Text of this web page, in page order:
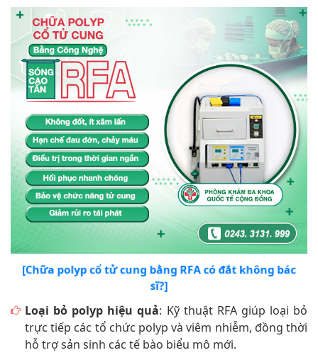
[Chữa polyp cổ tử cung bằng RFA có đắt không bác
sĩ?]
Loại bỏ polyp hiệu quả: Kỹ thuật RFA giúp loại bỏ
trực tiếp các tổ chức polyp và viêm nhiễm, đồng thời
hỗ trợ sản sinh các tế bào biểu mô mới.